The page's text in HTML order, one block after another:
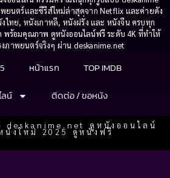
ยนตร์และซีรีส์ใหม่ล่าสุดจาก Netflix และค่ายดัง
ไทย, หนังเกาหลี, หนังฝรั่ง และ หนังจีน ครบทุก
พร้อมคุณภาพ ดูหนังออนไลน์ฟรี ระดับ 4K ที่ทำให้
ภาพยนตร์จริงๆ ผ่าน deskanime.net
หน้าแรก
TOP IMDB
น์
ติดต่อ / ขอหนัง
deskanime.net ดูหนังออนไลน์
งใหม่ 2025 ดูหนังฟรี